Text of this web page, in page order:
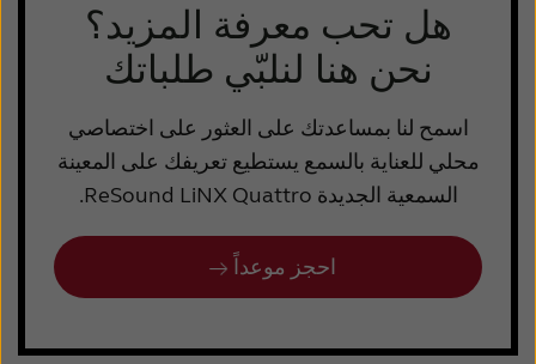
هل تحب معرفة المزيد؟
نحن هنا لنلبّي طلباتك
اسمح لنا بمساعدتك على العثور على اختصاصي
محلي للعناية بالسمع يستطيع تعريفك على المعينة
السمعية الجديدة ReSound LiNX Quattro.
احجز موعداً